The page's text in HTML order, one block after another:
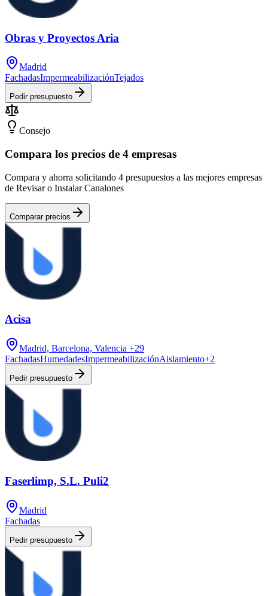
Obras y Proyectos Aria
Madrid
FachadasImpermeabilizaciónTejados
Pedir presupuesto
Consejo
Compara los precios de 4 empresas
Compara y ahorra solicitando 4 presupuestos a las mejores empresas
de Revisar o Instalar Canalones
Comparar precios
Acisa
Madrid, Barcelona, Valencia +29
FachadasHumedadesImpermeabilizaciónAislamiento+2
Pedir presupuesto
Faserlimp, S.L. Puli2
Madrid
Fachadas
Pedir presupuesto